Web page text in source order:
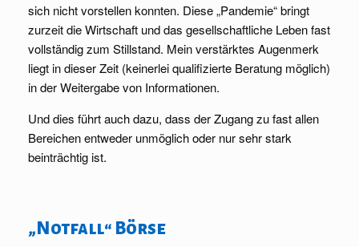
sich nicht vorstellen konnten. Diese „Pandemie“ bringt
zurzeit die Wirtschaft und das gesellschaftliche Leben fast
vollständig zum Stillstand. Mein verstärktes Augenmerk
liegt in dieser Zeit (keinerlei qualifizierte Beratung möglich)
in der Weitergabe von Informationen.
Und dies führt auch dazu, dass der Zugang zu fast allen
Bereichen entweder unmöglich oder nur sehr stark
beinträchtig ist.
„Notfall“ Börse